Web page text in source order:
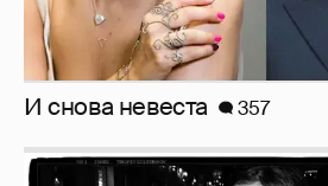
И снова невеста 357